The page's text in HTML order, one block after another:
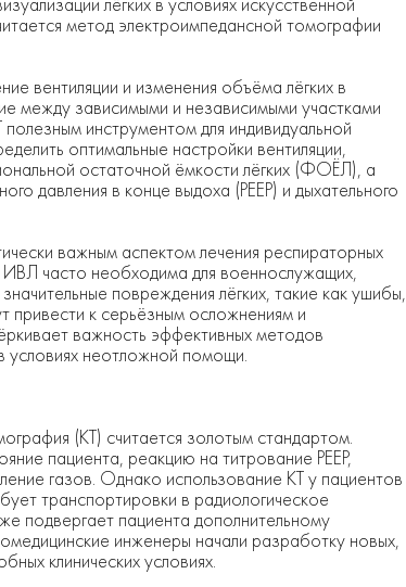
метод электроимпедансной томографии
вентиляции и изменения объёма лёгких в
между зависимыми и независимыми участками
инструментом для индивидуальной
оптимальные настройки вентиляции,
остаточной ёмкости лёгких (ФОЁЛ), а
давления в конце выдоха (PEEP) и дыхательного
важным аспектом лечения респираторных
часто необходима для военнослужащих,
повреждения лёгких, такие как ушибы,
привести к серьёзным осложнениям и
важность эффективных методов
условиях неотложной помощи.
(КТ) считается золотым стандартом.
пациента, реакцию на титрование PEEP,
газов. Однако использование КТ у пациентов
транспортировки в радиологическое
подвергает пациента дополнительному
инженеры начали разработку новых,
клинических условиях.